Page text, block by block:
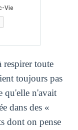
respirer toute
toujours pas
qu'elle n'avait
dans des «
dont on pense